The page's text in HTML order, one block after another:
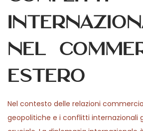
nel
estero
Nel contesto delle relazioni
geopolitiche e i conflitti internazionali